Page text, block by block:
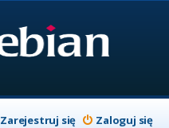
Zaloguj się
Zarejestruj się